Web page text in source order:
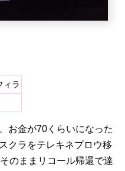
ィラ
お金が70くらいになった
クラをテレキネプロウ移
のままリコール帰還で達